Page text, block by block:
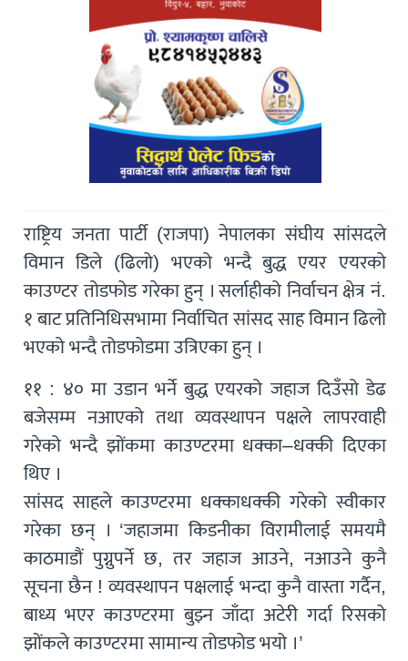
राष्ट्रिय जनता पार्टी (राजपा) नेपालका संघीय सांसदले
विमान डिले (ढिलो) भएको भन्दै बुद्ध एयर एयरको
काउण्टर तोडफोड गरेका हुन् । सर्लाहीको निर्वाचन क्षेत्र नं.
१ बाट प्रतिनिधिसभामा निर्वाचित सांसद साह विमान ढिलो
भएको भन्दै तोडफोडमा उत्रिएका हुन् ।
११ : ४० मा उडान भर्ने बुद्ध एयरको जहाज दिउँसो डेढ
बजेसम्म नआएको तथा व्यवस्थापन पक्षले लापरवाही
गरेको भन्दै झोंकमा काउण्टरमा धक्का–धक्की दिएका
थिए ।
सांसद साहले काउण्टरमा धक्काधक्की गरेको स्वीकार
गरेका छन् । ‘जहाजमा किडनीका विरामीलाई समयमै
काठमाडौं पुग्नुपर्ने छ, तर जहाज आउने, नआउने कुनै
सूचना छैन ! व्यवस्थापन पक्षलाई भन्दा कुनै वास्ता गर्दैन,
बाध्य भएर काउण्टरमा बुझ्न जाँदा अटेरी गर्दा रिसको
झोंकले काउण्टरमा सामान्य तोडफोड भयो ।’